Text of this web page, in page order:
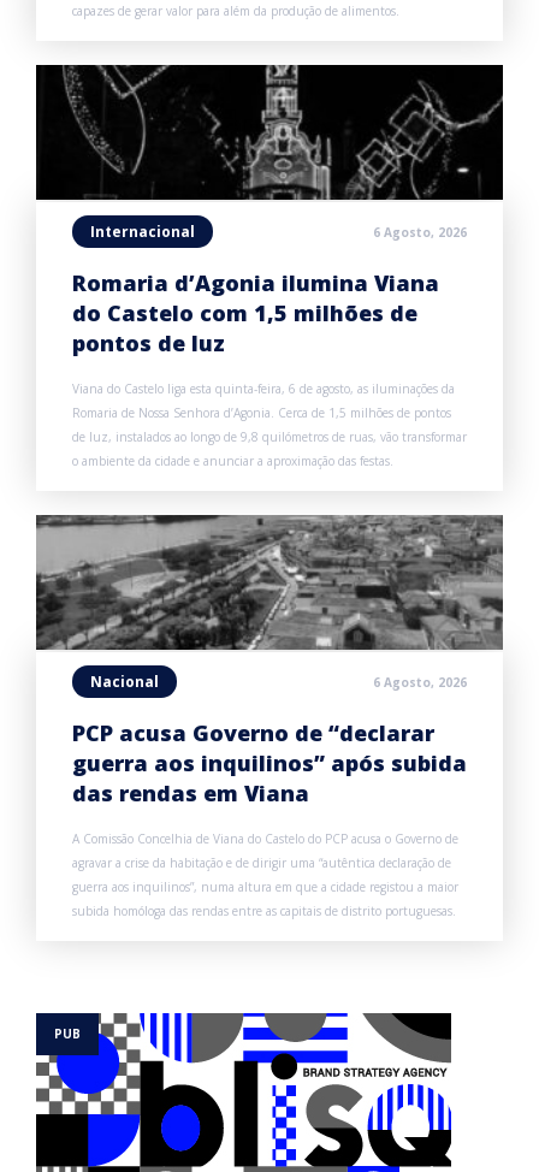
capazes de gerar valor para além da produção de alimentos.
Internacional 6 Agosto, 2026
Romaria d’Agonia ilumina Viana
do Castelo com 1,5 milhões de
pontos de luz
Viana do Castelo liga esta quinta-feira, 6 de agosto, as iluminações da
Romaria de Nossa Senhora d’Agonia. Cerca de 1,5 milhões de pontos
de luz, instalados ao longo de 9,8 quilómetros de ruas, vão transformar
o ambiente da cidade e anunciar a aproximação das festas.
Nacional 6 Agosto, 2026
PCP acusa Governo de “declarar
guerra aos inquilinos” após subida
das rendas em Viana
A Comissão Concelhia de Viana do Castelo do PCP acusa o Governo de
agravar a crise da habitação e de dirigir uma “autêntica declaração de
guerra aos inquilinos”, numa altura em que a cidade registou a maior
subida homóloga das rendas entre as capitais de distrito portuguesas.